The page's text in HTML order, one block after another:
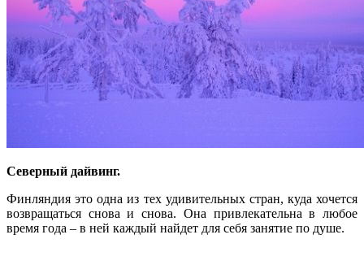
Северный дайвинг.
Финляндия это одна из тех удивительных стран, куда хочется
возвращаться снова и снова. Она привлекательна в любое
время года – в ней каждый найдет для себя занятие по душе.